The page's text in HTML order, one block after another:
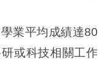
業平均成績達80
或科技相關工作